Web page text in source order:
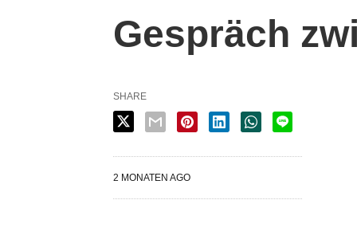
Gespräch
SHARE
2 MONATEN AGO